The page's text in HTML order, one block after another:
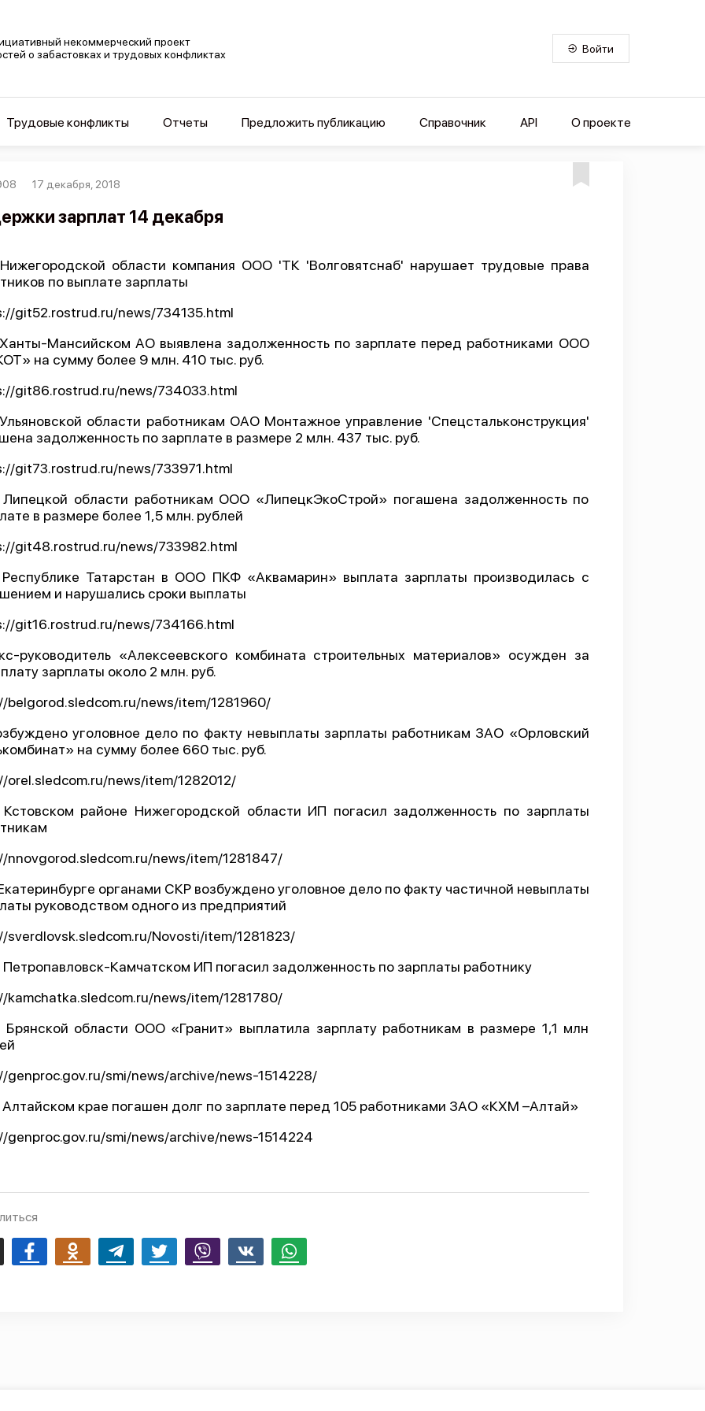
некоммерческий проект
о забастовках и трудовых конфликтах
Войти
Трудовые конфликты Отчеты Предложить публикацию Справочник API О проекте
17 декабря, 2018
зарплат 14 декабря
области компания ООО 'ТК 'Волговятснаб' нарушает трудовые права
по выплате зарплаты
git52.rostrud.ru/news/734135.html
Мансийском АО выявлена задолженность по зарплате перед работниками ООО
на сумму более 9 млн. 410 тыс. руб.
git86.rostrud.ru/news/734033.html
области работникам ОАО Монтажное управление 'Спецстальконструкция'
задолженность по зарплате в размере 2 млн. 437 тыс. руб.
git73.rostrud.ru/news/733971.html
области работникам ООО «ЛипецкЭкоСтрой» погашена задолженность по
в размере более 1,5 млн. рублей
git48.rostrud.ru/news/733982.html
Татарстан в ООО ПКФ «Аквамарин» выплата зарплаты производилась с
и нарушались сроки выплаты
git16.rostrud.ru/news/734166.html
руководитель «Алексеевского комбината строительных материалов» осужден за
зарплаты около 2 млн. руб.
belgorod.sledcom.ru/news/item/1281960/
уголовное дело по факту невыплаты зарплаты работникам ЗАО «Орловский
на сумму более 660 тыс. руб.
orel.sledcom.ru/news/item/1282012/
районе Нижегородской области ИП погасил задолженность по зарплаты
nnovgorod.sledcom.ru/news/item/1281847/
органами СКР возбуждено уголовное дело по факту частичной невыплаты
руководством одного из предприятий
sverdlovsk.sledcom.ru/Novosti/item/1281823/
Петропавловск-Камчатском ИП погасил задолженность по зарплаты работнику
kamchatka.sledcom.ru/news/item/1281780/
Брянской области ООО «Гранит» выплатила зарплату работникам в размере 1,1 млн
genproc.gov.ru/smi/news/archive/news-1514228/
Алтайском крае погашен долг по зарплате перед 105 работниками ЗАО «КХМ –Алтай»
genproc.gov.ru/smi/news/archive/news-1514224
FacebookOdnoklassnikiTelegram Twitter Viber Whatsapp